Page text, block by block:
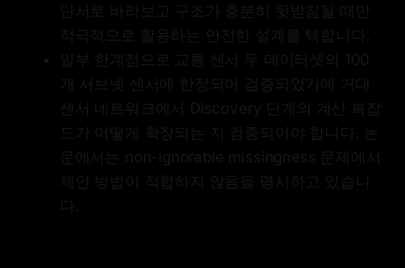
단서로 바라보고 구조가 충분히 뒷받침될 때만
적극적으로 활용하는 안전한 설계를 택합니다.
일부 한계점으로 교통 센서 두 데이터셋의 100
개 서브넷 센서에 한정되어 검증되었기에 거대
센서 네트워크에서 Discovery 단계의 계산 복잡
도가 어떻게 확장되는 지 검증되어야 합니다. 논
문에서는 non-ignorable missingness 문제에서
제안 방법이 적합하지 않음을 명시하고 있습니
다.